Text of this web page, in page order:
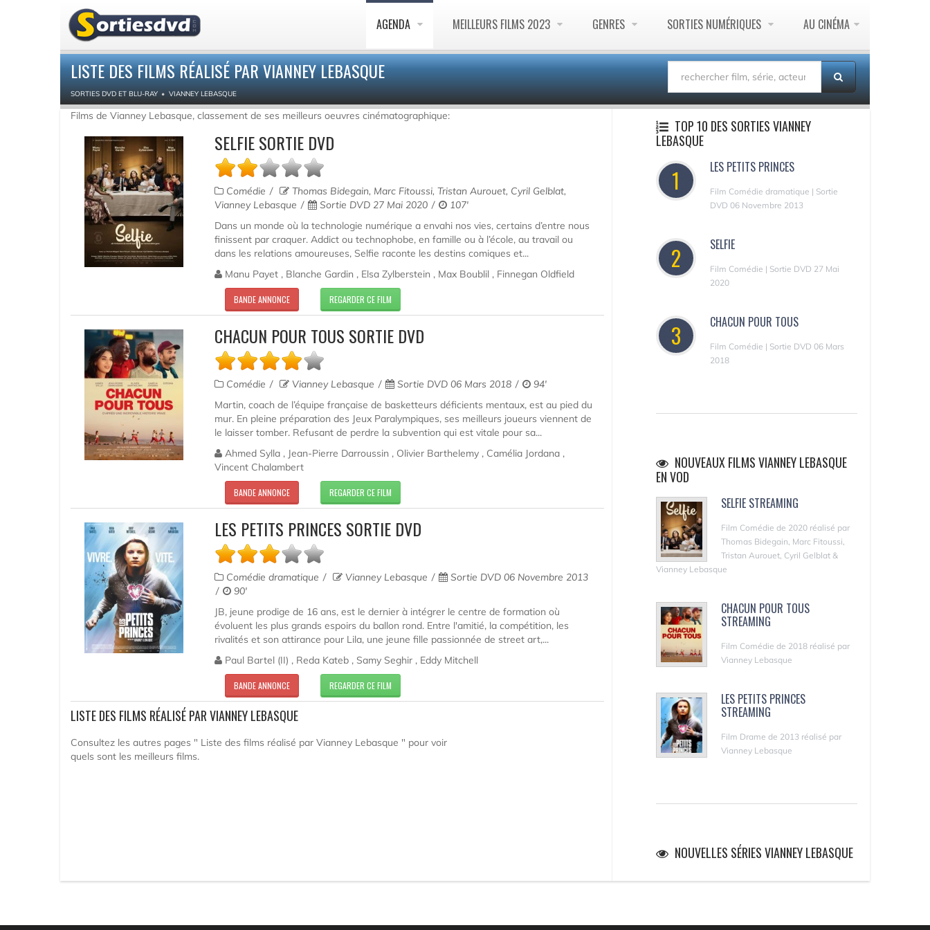
AGENDA MEILLEURS FILMS 2023 GENRES SORTIES NUMÉRIQUES AU CINÉMA
LISTE DES FILMS RÉALISÉ PAR VIANNEY LEBASQUE
SORTIES DVD ET BLU-RAY VIANNEY LEBASQUE
Films de Vianney Lebasque, classement de ses meilleurs oeuvres cinématographique:
SELFIE SORTIE DVD
Comédie
Thomas Bidegain, Marc Fitoussi, Tristan Aurouet, Cyril Gelblat,
Vianney Lebasque
Sortie DVD 27 Mai 2020
107'
Dans un monde où la technologie numérique a envahi nos vies, certains d’entre nous
finissent par craquer. Addict ou technophobe, en famille ou à l’école, au travail ou
dans les relations amoureuses, Selfie raconte les destins comiques et...
Manu Payet , Blanche Gardin , Elsa Zylberstein , Max Boublil , Finnegan Oldfield
BANDE ANNONCE REGARDER CE FILM
CHACUN POUR TOUS SORTIE DVD
Comédie Vianney Lebasque Sortie DVD 06 Mars 2018
94'
Martin, coach de l’équipe française de basketteurs déficients mentaux, est au pied du
mur. En pleine préparation des Jeux Paralympiques, ses meilleurs joueurs viennent de
le laisser tomber. Refusant de perdre la subvention qui est vitale pour sa...
Ahmed Sylla , Jean-Pierre Darroussin , Olivier Barthelemy , Camélia Jordana ,
Vincent Chalambert
BANDE ANNONCE REGARDER CE FILM
LES PETITS PRINCES SORTIE DVD
Comédie dramatique Vianney Lebasque
Sortie DVD 06 Novembre 2013
90'
JB, jeune prodige de 16 ans, est le dernier à intégrer le centre de formation où
évoluent les plus grands espoirs du ballon rond. Entre l'amitié, la compétition, les
rivalités et son attirance pour Lila, une jeune fille passionnée de street art,...
Paul Bartel (II) , Reda Kateb , Samy Seghir , Eddy Mitchell
BANDE ANNONCE REGARDER CE FILM
LISTE DES FILMS RÉALISÉ PAR VIANNEY LEBASQUE
Consultez les autres pages " Liste des films réalisé par Vianney Lebasque " pour voir
quels sont les meilleurs films.
TOP 10 DES SORTIES VIANNEY
LEBASQUE
1 LES PETITS PRINCES
Film Comédie dramatique | Sortie
DVD 06 Novembre 2013
2 SELFIE
Film Comédie | Sortie DVD 27 Mai
2020
3 CHACUN POUR TOUS
Film Comédie | Sortie DVD 06 Mars
2018
NOUVEAUX FILMS VIANNEY LEBASQUE
EN VOD
SELFIE STREAMING
Film Comédie de 2020 réalisé par
Thomas Bidegain, Marc Fitoussi,
Tristan Aurouet, Cyril Gelblat &
Vianney Lebasque
CHACUN POUR TOUS
STREAMING
Film Comédie de 2018 réalisé par
Vianney Lebasque
LES PETITS PRINCES
STREAMING
Film Drame de 2013 réalisé par
Vianney Lebasque
NOUVELLES SÉRIES VIANNEY LEBASQUE